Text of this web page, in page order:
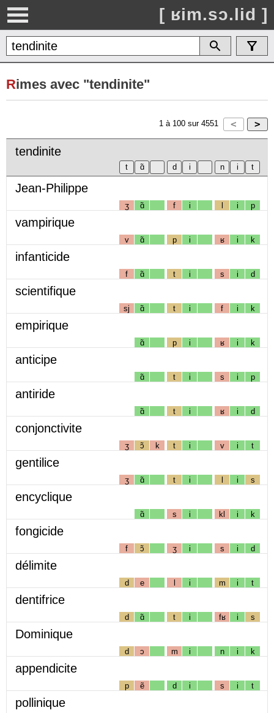
[ ʁim.sɔ.lid ]
Rimes avec "tendinite"
1 à 100 sur 4551
tendinite
Jean-Philippe
ʒ ɑ̃ f i l i p
vampirique
v ɑ̃ p i ʁ i k
infanticide
f ɑ̃ t i s i d
scientifique
sj ɑ̃ t i f i k
empirique
ɑ̃ p i ʁ i k
anticipe
ɑ̃ t i s i p
antiride
ɑ̃ t i ʁ i d
conjonctivite
ʒ ɔ̃ k t i v i t
gentilice
ʒ ɑ̃ t i l i s
encyclique
ɑ̃ s i kl i k
fongicide
f ɔ̃ ʒ i s i d
délimite
d e l i m i t
dentifrice
d ɑ̃ t i fʁ i s
Dominique
d ɔ m i n i k
appendicite
p ẽ d i s i t
pollinique